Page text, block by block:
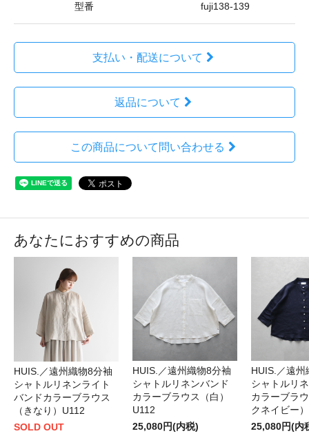
型番 fuji138-139
支払い・配送について
返品について
この商品について問い合わせる
あなたにおすすめの商品
HUIS.／遠州織物8分袖
シャトルリネンライト
バンドカラーブラウス
（きなり）U112
SOLD OUT
HUIS.／遠州織物8分袖
シャトルリネンバンド
カラーブラウス（白）
U112
25,080円(内税)
HUIS.／遠州
シャトルリ
カラーブラ
クネイビー
25,080円(内